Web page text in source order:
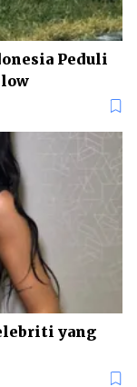
Peduli
yang